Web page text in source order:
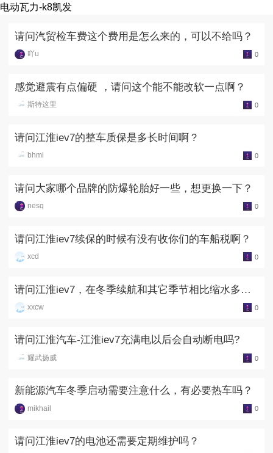
电动瓦力-k8凯发
请问汽贸检车费这个费用是怎么来的，可以不给吗？
吖u 0
感觉避震有点偏硬 ，请问这个能不能改软一点啊？
斯特这里 0
请问江淮iev7的整车质保是多长时间啊？
bhmi 0
请问大家哪个品牌的防爆轮胎好一些，想更换一下？
nesq 0
请问江淮iev7续保的时候有没有收你们的车船税啊？
xcd 0
请问江淮iev7，在冬季续航和其它季节相比缩水多少
啊？xxcw 0
请问江淮汽车-江淮iev7充满电以后会自动断电吗?
耀武扬威 0
新能源汽车冬季启动需要注意什么，有必要热车吗？
mikhail 0
请问江淮iev7的电池还需要定期维护吗？